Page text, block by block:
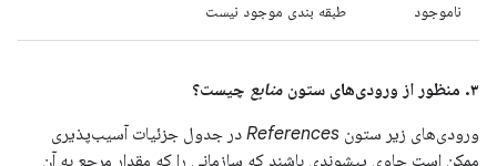
ناموجود طبقه بندی موجود نیست
۳. منظور از ورودی‌های ستون منابع چیست؟
ورودی‌های زیر ستون References در جدول جزئیات آسیب‌پذیری
ممکن است حاوی پیشوندی باشند که سازمانی را که مقدار مرجع به آن